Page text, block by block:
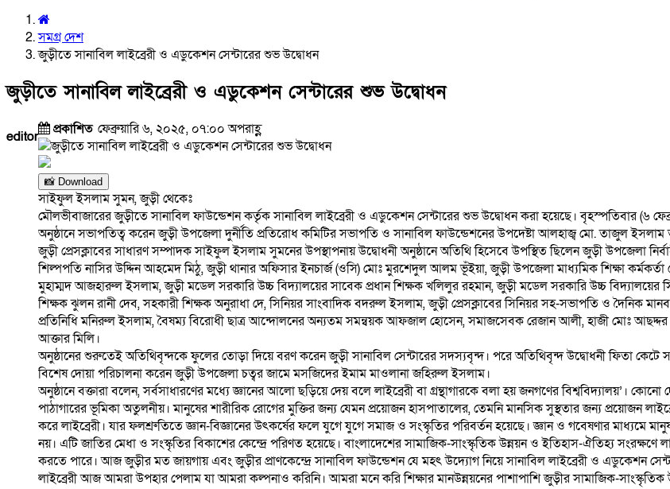
সমগ্র দেশ
জুড়ীতে সানাবিল লাইব্রেরী ও এডুকেশন সেন্টারের শুভ উদ্বোধন
জুড়ীতে সানাবিল লাইব্রেরী ও এডুকেশন সেন্টারের শুভ উদ্বোধন
editor প্রকাশিত ফেব্রুয়ারি ৬, ২০২৫, ০৭:০০ অপরাহ্ণ
📸 Download
সাইফুল ইসলাম সুমন, জুড়ী থেকেঃ
মৌলভীবাজারের জুড়ীতে সানাবিল ফাউন্ডেশন কর্তৃক সানাবিল লাইব্রেরী ও এডুকেশন সেন্টারের শুভ উদ্বোধন করা হয়েছে। বৃহস্পতিবার (৬
অনুষ্ঠানে সভাপতিত্ব করেন জুড়ী উপজেলা দুর্নীতি প্রতিরোধ কমিটির সভাপতি ও সানাবিল ফাউন্ডেশনের উপদেষ্টা আলহাজ্ব মো. তাজুল ইসলাম
জুড়ী প্রেসক্লাবের সাধারণ সম্পাদক সাইফুল ইসলাম সুমনের উপস্থাপনায় উদ্বোধনী অনুষ্ঠানে অতিথি হিসেবে উপস্থিত ছিলেন জুড়ী উপজেলা
শিল্পপতি নাসির উদ্দিন আহমেদ মিঠু, জুড়ী থানার অফিসার ইনচার্জ (ওসি) মোঃ মুরশেদুল আলম ভূঁইয়া, জুড়ী উপজেলা মাধ্যমিক শিক্ষা
মুহাম্মদ আজহারুল ইসলাম, জুড়ী মডেল সরকারি উচ্চ বিদ্যালয়ের সাবেক প্রধান শিক্ষক খলিলুর রহমান, জুড়ী মডেল সরকারি উচ্চ বিদ্যালয়ের
শিক্ষক ঝুলন রানী দেব, সহকারী শিক্ষক অনুরাধা দে, সিনিয়র সাংবাদিক বদরুল ইসলাম, জুড়ী প্রেসক্লাবের সিনিয়র সহ-সভাপতি ও দৈনিক
প্রতিনিধি মনিরুল ইসলাম, বৈষম্য বিরোধী ছাত্র আন্দোলনের অন্যতম সমন্বয়ক আফজাল হোসেন, সমাজসেবক রেজান আলী, হাজী মোঃ
আক্তার মিলি।
অনুষ্ঠানের শুরুতেই অতিথিবৃন্দকে ফুলের তোড়া দিয়ে বরণ করেন জুড়ী সানাবিল সেন্টারের সদস্যবৃন্দ। পরে অতিথিবৃন্দ উদ্বোধনী ফিতা কেটে
বিশেষ দোয়া পরিচালনা করেন জুড়ী উপজেলা চত্বর জামে মসজিদের ইমাম মাওলানা জহিরুল ইসলাম।
অনুষ্ঠানে বক্তারা বলেন, সর্বসাধারণের মধ্যে জ্ঞানের আলো ছড়িয়ে দেয় বলে লাইব্রেরী বা গ্রন্থাগারকে বলা হয় জনগণের বিশ্ববিদ্যালয়’।
পাঠাগারের ভূমিকা অতুলনীয়। মানুষের শারীরিক রোগের মুক্তির জন্য যেমন প্রয়োজন হাসপাতালের, তেমনি মানসিক সুস্থতার জন্য প্রয়োজন
করে লাইব্রেরী। যার ফলশ্রুতিতে জ্ঞান-বিজ্ঞানের উৎকর্ষের ফলে যুগে যুগে সমাজ ও সংস্কৃতির পরিবর্তন হয়েছে। জ্ঞান ও গবেষণার মাধ্যমে
নয়। এটি জাতির মেধা ও সংস্কৃতির বিকাশের কেন্দ্রে পরিণত হয়েছে। বাংলাদেশের সামাজিক-সাংস্কৃতিক উন্নয়ন ও ইতিহাস-ঐতিহ্য সংরক্ষণে
করতে পারে। আজ জুড়ীর মত জায়গায় এবং জুড়ীর প্রাণকেন্দ্রে সানাবিল ফাউন্ডেশন যে মহৎ উদ্যোগ নিয়ে সানাবিল লাইব্রেরী ও এডুকেশন
লাইব্রেরী আজ আমরা উপহার পেলাম যা আমরা কল্পনাও করিনি। আমরা মনে করি শিক্ষার মানউন্নয়নের পাশাপাশি জুড়ীর সামাজিক-